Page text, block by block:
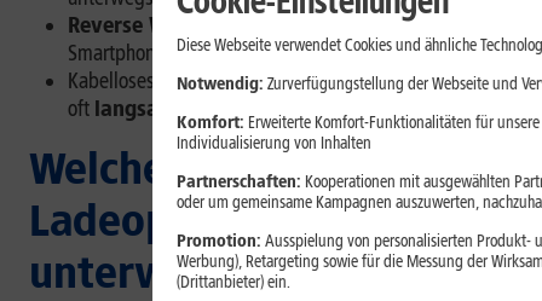
Reverse Wireless Charging
lässt Dich über Dein
Smartphone andere Smartphones aufladen.
Kabelloses Laden ist bequem, lädt aber in der Praxis
oft langsamer als ein Kabel
Welche kabellosen
Ladeoptionen gibt es für
unterwegs?
Diese Webseite verwendet Cookies und ähnliche
Notwendig: Zurverfügungstellung der Webseite und
Komfort: Erweiterte Komfort-Funktionalitäten für
Individualisierung von Inhalten
Partnerschaften: Kooperationen mit ausgewählten
oder um gemeinsame Kampagnen auszuwerten,
Promotion: Ausspielung von personalisierten Produkt-
Werbung), Retargeting sowie für die Messung der
(Drittanbieter) ein.